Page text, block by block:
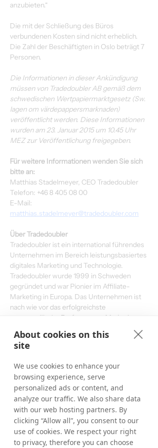
anzubieten.“
Die mit der Schließung des Büros
verbundenen Kosten sind nicht erheblich.
Die Zahl der Beschäftigten in Oslo beträgt 7
Personen.
Die Informationen in dieser Ankündigung
müssen von Tradedoubler AB gemäß dem
schwedischen Wertpapiermarktgesetz (Sw.
lagen om värdepappersmarknaden)
veröffentlicht werden. Diese Informationen
wurden am 23. Januar 2015 um 10.45 Uhr
MEZ zur Veröffentlichung freigegeben.
Für weitere Informationen wenden Sie sich
bitte an:
Matthias Stadelmeyer, CEO Tradedoubler
Telefon: +46 8 405 08 00
E-Mail:
matthias.stadelmeyer@tradedoubler.com
Über Tradedoubler
Tradedoubler ist ein international führendes
Unternehmen im Bereich leistungsbasiertes
digitales Marketing und Technologie.
Tradedoubler wurde 1999 in Schweden
gegründet und war Pionier im Affiliate-
Marketing in Europa. Das Unternehmen ist
nach wie vor das erfolgreichste
paneuropäische Performance-Marketing-
internationale Erkenntnisse mit detaillierter
länderspezifischer Expertise verbindet.
Werbetreibende dabei, ihre Geschäftsziele
über sein hochwertiges Netzwerk aus
140.000 Publishern zu erreichen. Darüber
hinaus war Tradedoubler das erste
Unternehmen, das ein integriertes E- und
M-Commerce-Angebot anbot, mit dem
Werbetreibende ihre Online-Programme
auf Benutzer mobiler Geräte ausweiten
About cookies on this
site
We use cookies to enhance your
browsing experience, serve
personalized ads or content, and
analyze our traffic. We also share data
with our web hosting partners. By
clicking “Allow all”, you consent to our
use of cookies. We respect your right
to privacy, therefore you can choose